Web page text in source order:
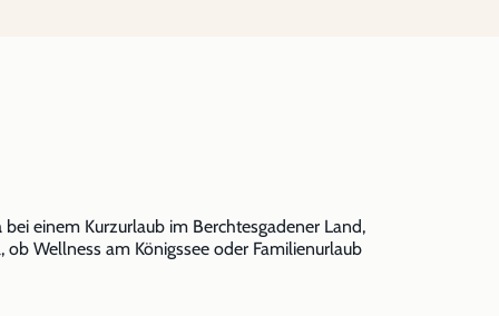
bei einem Kurzurlaub im Berchtesgadener Land,
ob Wellness am Königssee oder Familienurlaub